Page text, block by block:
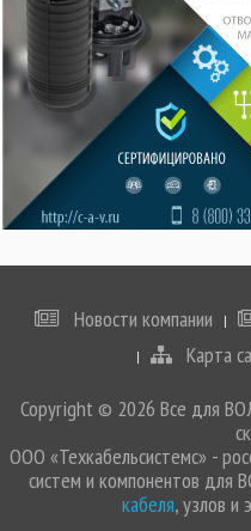
Новости компании
Карта
Copyright © 2026 Все для
ООО «Техкабельсистемс» -
систем и компонентов для
кабеля, узлов и